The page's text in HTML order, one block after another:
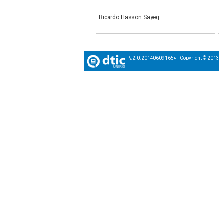
Ricardo Hasson Sayeg
V.2.0.201406091654 - Copyright ©